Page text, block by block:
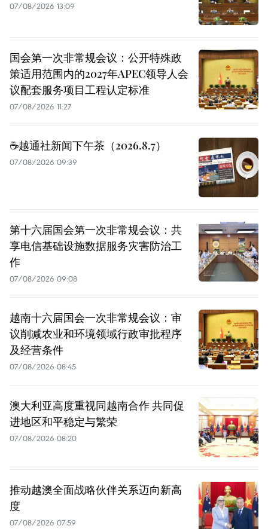
07/08/2026 13:09
国会第一次非常规会议：公开特殊政
策适用范围内的2027年APEC领导人会
议配套服务项目工程认定标准
07/08/2026 11:27
☕️越通社新闻下午茶（2026.8.7）
07/08/2026 09:39
第十六届国会第一次非常规会议：共
享电信基础设施数据服务灾害防治工
作
07/08/2026 09:08
越南十六届国会一次非常规会议：审
议削减农业和环境领域行政审批程序
及经营条件
07/08/2026 08:45
澳大利亚高度重视同越南合作 共同促
进地区和平稳定与繁荣
07/08/2026 08:20
推动越澳全面战略伙伴关系迈向新高
度
07/08/2026 07:59